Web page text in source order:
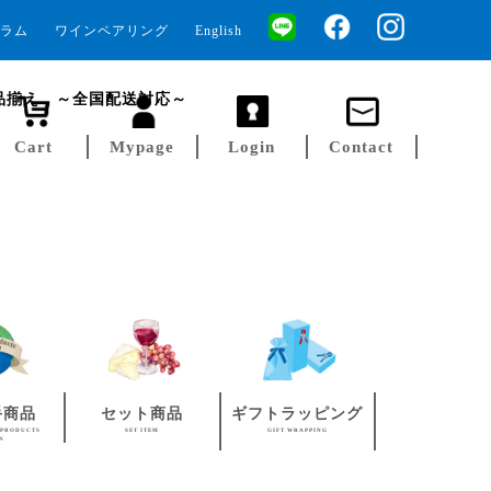
English
ワインペアリング
ム
揃え ～全国配送対応～
Contact
Login
Mypage
Cart
品 セット商品
SET ITEM
ギフトラッピング
GIFT WRAPPING